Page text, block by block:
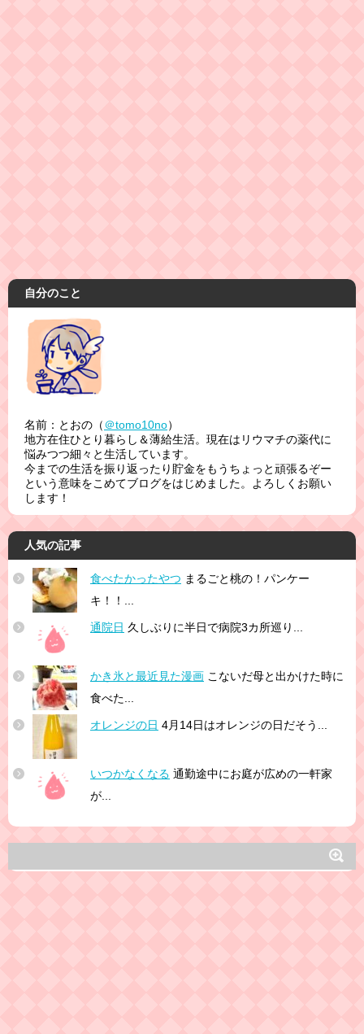
自分のこと
名前：とおの（＠tomo10no）
地方在住ひとり暮らし＆薄給生活。現在はリウマチの薬代に
悩みつつ細々と生活しています。
今までの生活を振り返ったり貯金をもうちょっと頑張るぞー
という意味をこめてブログをはじめました。よろしくお願い
します！
人気の記事
食べたかったやつ まるごと桃の！パンケー
キ！！...
通院日 久しぶりに半日で病院3カ所巡り...
かき氷と最近見た漫画 こないだ母と出かけた時に
食べた...
オレンジの日 4月14日はオレンジの日だそう...
いつかなくなる 通勤途中にお庭が広めの一軒家
が...